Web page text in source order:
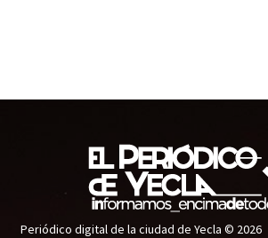
Periódico digital de la ciudad de Yecla © 2026